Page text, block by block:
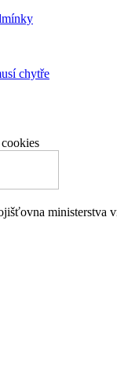
chytře
cookies
ministerstva